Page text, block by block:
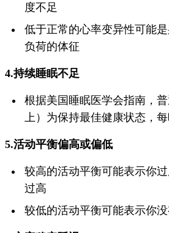
度不足
低于正常的心率变异性可能
负荷的体征
4.持续睡眠不足
根据美国睡眠医学会指南，
上）为保持最佳健康状态，
5.活动平衡偏高或偏低
较高的活动平衡可能表示你
过高
较低的活动平衡可能表示你